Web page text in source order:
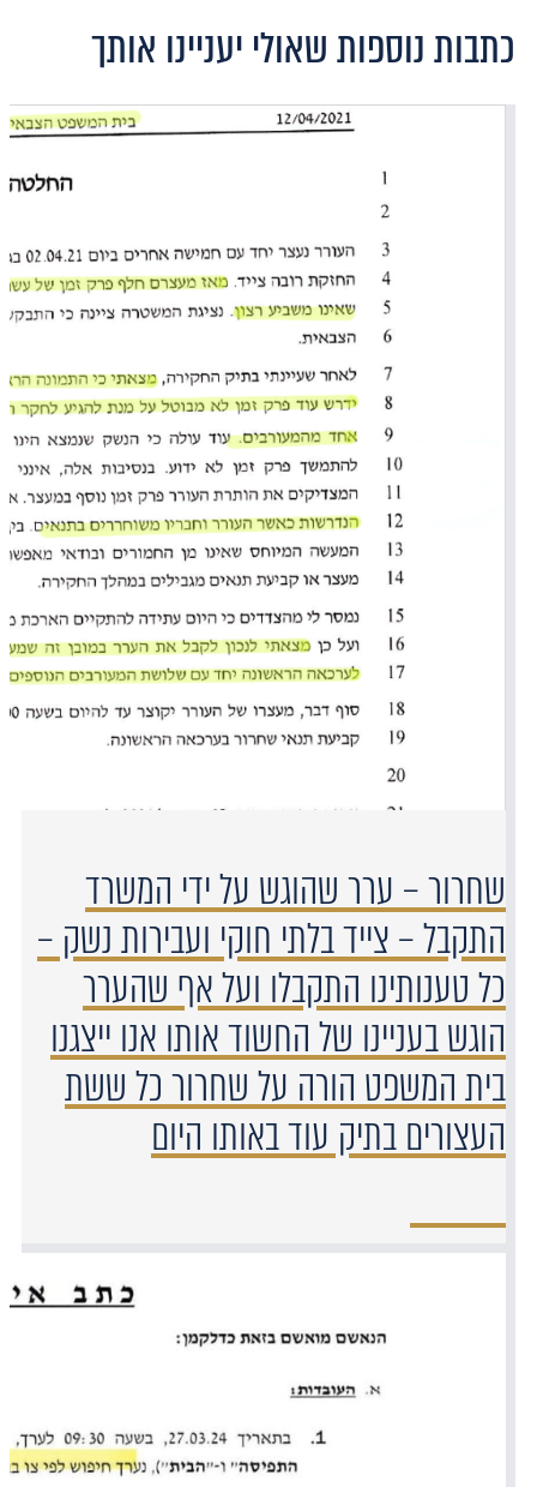
כתבות נוספות שאולי יעניינו אותך
שחרור – ערר שהוגש על ידי המשרד
התקבל – צייד בלתי חוקי ועבירות נשק –
כל טענותינו התקבלו ועל אף שהערר
הוגש בעניינו של החשוד אותו אנו ייצגנו
בית המשפט הורה על שחרור כל ששת
העצורים בתיק עוד באותו היום